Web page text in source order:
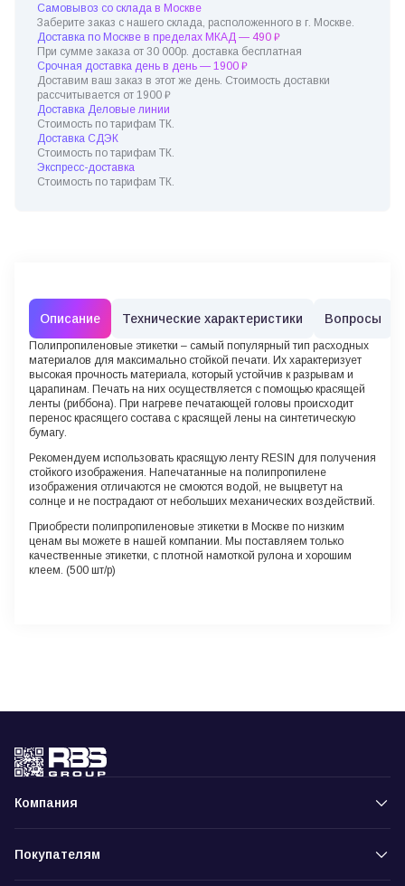
Самовывоз со склада в Москве
Заберите заказ с нашего склада, расположенного в г. Москве.
Доставка по Москве в пределах МКАД — 490 ₽
При сумме заказа от 30 000р. доставка бесплатная
Срочная доставка день в день — 1900 ₽
Доставим ваш заказ в этот же день. Стоимость доставки
рассчитывается от 1900 ₽
Доставка Деловые линии
Стоимость по тарифам ТК.
Доставка СДЭК
Стоимость по тарифам ТК.
Экспресс-доставка
Стоимость по тарифам ТК.
Описание Технические характеристики Вопросы
Полипропиленовые этикетки – самый популярный тип расходных
материалов для максимально стойкой печати. Их характеризует
высокая прочность материала, который устойчив к разрывам и
царапинам. Печать на них осуществляется с помощью красящей
ленты (риббона). При нагреве печатающей головы происходит
перенос красящего состава с красящей лены на синтетическую
бумагу.
Рекомендуем использовать красящую ленту RESIN для получения
стойкого изображения. Напечатанные на полипропилене
изображения отличаются не смоются водой, не выцветут на
солнце и не пострадают от небольших механических воздействий.
Приобрести полипропиленовые этикетки в Москве по низким
ценам вы можете в нашей компании. Мы поставляем только
качественные этикетки, с плотной намоткой рулона и хорошим
клеем. (500 шт/р)
Компания
Покупателям